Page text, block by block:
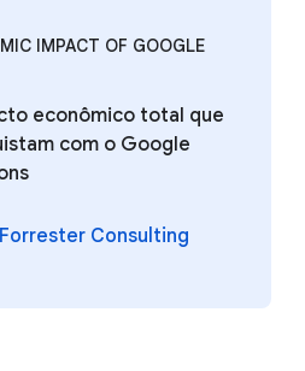
IMPACT OF GOOGLE
econômico total que
com o Google
Consulting